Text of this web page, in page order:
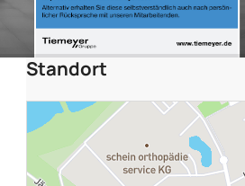
Standort